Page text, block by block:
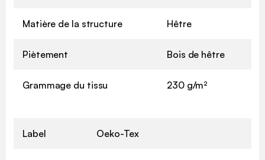
Matière de la structure Hêtre
Piètement Bois de hêtre
Grammage du tissu 230 g/m²
Label Oeko-Tex